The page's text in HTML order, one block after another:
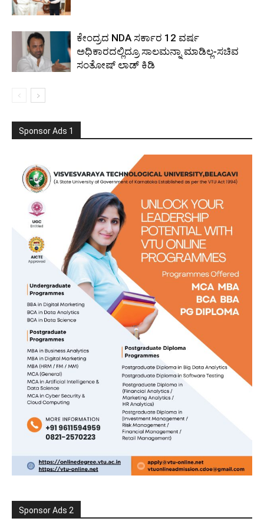
ಕೇಂದ್ರದ NDA ಸರ್ಕಾರ 12 ವರ್ಷ
ಅಧಿಕಾರದಲ್ಲಿದ್ರೂ ಸಾಲಮನ್ನಾ ಮಾಡಿಲ್ಲ-ಸಚಿವ
ಸಂತೋಷ್ ಲಾಡ್ ಕಿಡಿ
Sponsor Ads 1
Sponsor Ads 2